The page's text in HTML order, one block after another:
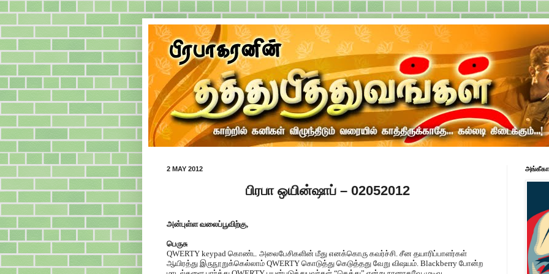
2 MAY 2012
பிரபா ஒயின்ஷாப் – 02052012
அன்புள்ள வலைப்பூவிற்கு,
பெருசு
QWERTY keypad கொண்ட அலைபேசிகளின் மீது எனக்கொரு கவர்ச்சி. சீன தயாரிப்பாளர்கள்
ஆயிரத்து இருநூறுக்கெல்லாம் QWERTY கொடுத்து கெடுத்தது வேறு விஷயம். Blackberry போன்ற